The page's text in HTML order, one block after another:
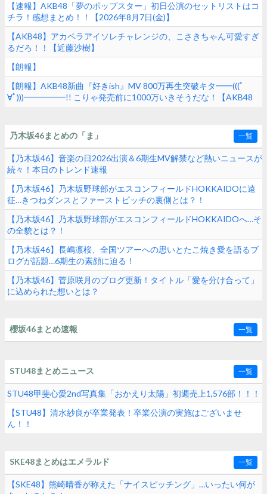
【速報】AKB48「夢のポップスター」初日公演のセットリストはコ
チラ！感想まとめ！！【2026年8月7日(金)】
【AKB48】アカペラアイソレチャレンジの、こさきちゃん可愛すぎ
るだろ！！【近藤沙樹】
【朗報】
【朗報】AKB48新曲『好きish』MV 800万再生突破キタ━━(((ﾟ
∀ﾟ)))━━━━━!! こりゃ発売前に1000万いきそうだな！【AKB48
乃木坂46まとめの「ま」 一覧
【乃木坂46】音楽の日2026出演＆6期生MV解禁など熱いニュースが
続々！本日のトレンド速報
【乃木坂46】乃木坂野球部がエスコンフィールドHOKKAIDOに遠
征…きつねダンスとファーストピッチの裏側とは？！
【乃木坂46】乃木坂野球部がエスコンフィールドHOKKAIDOへ…そ
の全貌とは？！
【乃木坂46】長嶋凛桜、全国ツアーへの思いとたこ焼き愛を語るブ
ログが話題…6期生の素顔に迫る！
【乃木坂46】菅原咲月のブログ更新！タイトル「愛を分け合って」
に込められた想いとは？
櫻坂46まとめ速報 一覧
STU48まとめニュース 一覧
STU48甲斐心愛2nd写真集「おかえり太陽」初週売上1,576部！！！
【STU48】清水紗良が卒業発表！卒業公演の実施はございませ
ん！！
SKE48まとめはエメラルド 一覧
【SKE48】熊崎晴香が称えた「ナイスピッチング」…いったい何が